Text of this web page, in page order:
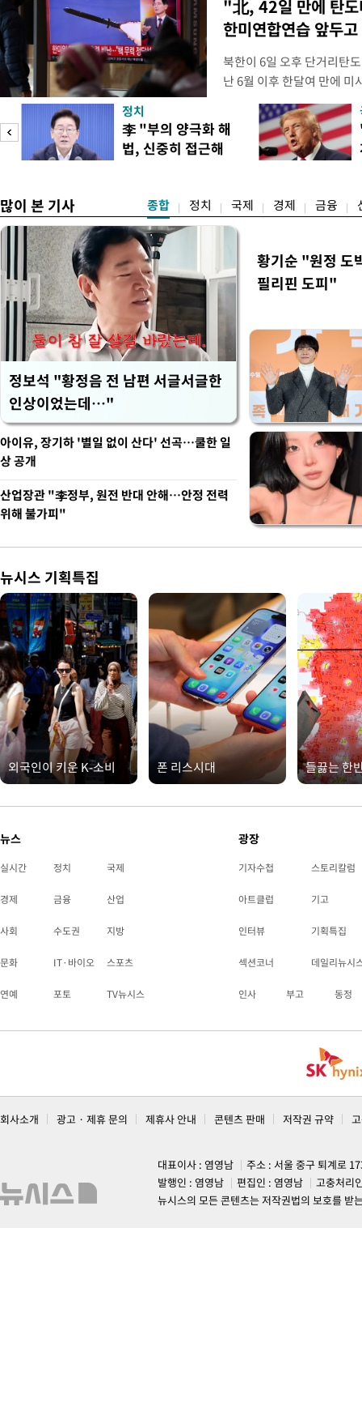
"北, 42일 만에 탄도
한미연합연습 앞두
북한이 6일 오후 단거리탄
난 6월 이후 한달여 만에
본부에 따르면 우리 군은
서 동해상으로 발사된 단거
정확한 제원에 대해서는 한
정보당국은 발사 초기부터
정치
李 "부의 양극화 해
법, 신중히 접근해
많이 본 기사 종합 정치 국제 경제 금융
정보석 "황정음 전 남편 서글서글한
인상이었는데…"
황기순 "원정 도
필리핀 도피"
아이유, 장기하 '별일 없이 산다' 선곡…쿨한 일
상 공개
산업장관 "李정부, 원전 반대 안해…안정 전력
위해 불가피"
뉴시스 기획특집
외국인이 키운 K-소비 폰 리스시대 들끓는 한
뉴스
실시간 정치 국제
경제 금융 산업
사회 수도권 지방
문화 IT·바이오 스포츠
연예 포토 TV뉴시스
광장
기자수첩 스토리칼럼
아트클럽 기고
인터뷰 기획특집
섹션코너 데일리뉴시
인사 부고 동정
회사소개 광고 · 제휴 문의 제휴사 안내 콘텐츠 판매 저작권 규약
대표이사 : 염영남
주소 : 서울 중구 퇴계로
발행인 : 염영남
편집인 : 염영남
고충처리
뉴시스의 모든 콘텐츠는 저작권법의 보호를